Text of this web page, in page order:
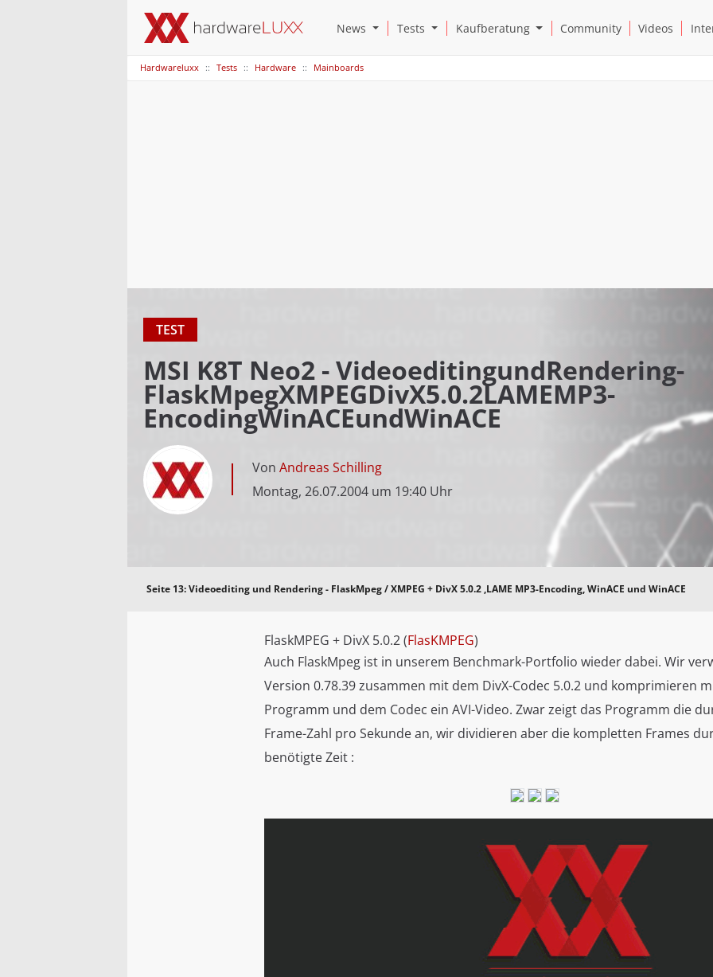
News Open News Submenu
Tests Open Tests Submenu
Kaufberatung Open Kaufberatung Submenu
Community Videos
Hardwareluxx Tests Hardware Mainboards
TEST
MSI K8T Neo2 - VideoeditingundRendering-
FlaskMpegXMPEGDivX5.0.2LAMEMP3-
EncodingWinACEundWinACE
Von Andreas Schilling
Montag, 26.07.2004 um 19:40 Uhr
Seite 13:Videoediting und Rendering - FlaskMpeg / XMPEG + DivX 5.0.2 ,LAME MP3-Encoding, WinACE und WinACE
FlaskMPEG + DivX 5.0.2 (FlasKMPEG)
Auch FlaskMpeg ist in unserem Benchmark-Portfolio wieder dabei. Wir
Version 0.78.39 zusammen mit dem DivX-Codec 5.0.2 und komprimieren
Programm und dem Codec ein AVI-Video. Zwar zeigt das Programm die
Frame-Zahl pro Sekunde an, wir dividieren aber die kompletten Frames
benötigte Zeit :